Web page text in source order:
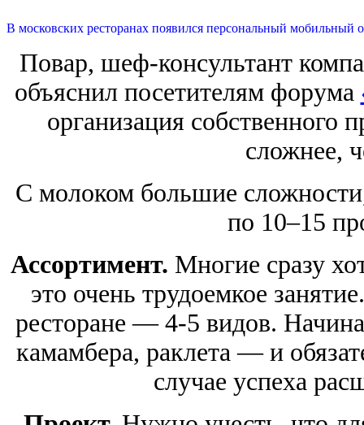
В московских ресторанах появился персональный мобильный
Повар, шеф-консультант
объяснил посетителям форума
организация собственного
сложнее,
С молоком большие
по 10–15
Ассортимент. Многие сразу
это очень трудоемкое
ресторане — 4-5 видов.
камамбера, раклета — и
случае успеха